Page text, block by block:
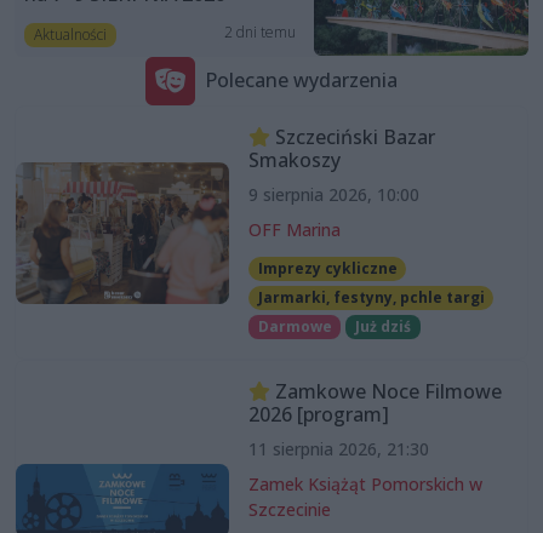
Aktualności 2 dni temu
Polecane wydarzenia
Szczeciński Bazar
Smakoszy
9 sierpnia 2026, 10:00
OFF Marina
Imprezy cykliczne
Jarmarki, festyny, pchle targi
Darmowe
Już dziś
Zamkowe Noce Filmowe
2026 [program]
11 sierpnia 2026, 21:30
Zamek Książąt Pomorskich w
Szczecinie